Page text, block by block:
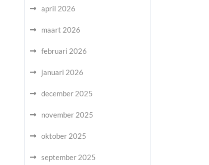
april 2026
maart 2026
februari 2026
januari 2026
december 2025
november 2025
oktober 2025
september 2025